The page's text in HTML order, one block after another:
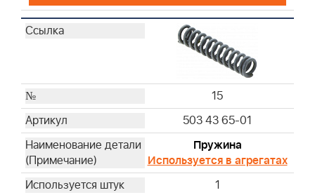
15
503 43 65-01
Пружина
Используется в агрегатах
1